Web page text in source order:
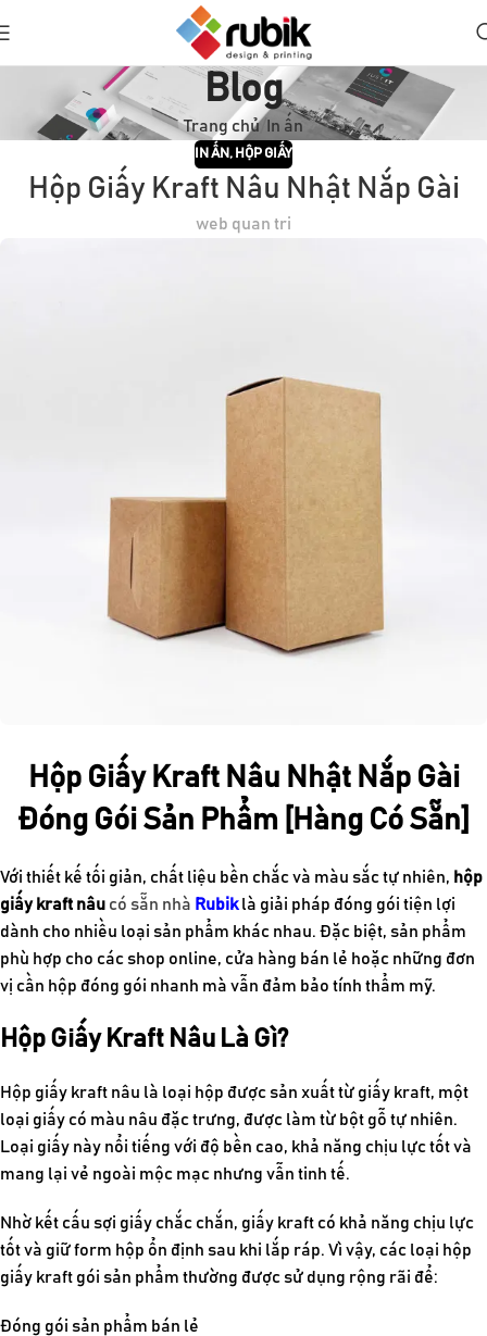
Blog
Trang chủ In ấn
IN ẤN, HỘP GIẤY
Hộp Giấy Kraft Nâu Nhật Nắp Gài
web quan tri
Hộp Giấy Kraft Nâu Nhật Nắp Gài
Đóng Gói Sản Phẩm [Hàng Có Sẵn]
Với thiết kế tối giản, chất liệu bền chắc và màu sắc tự nhiên, hộp
giấy kraft nâu có sẵn nhà Rubiklà giải pháp đóng gói tiện lợi
dành cho nhiều loại sản phẩm khác nhau. Đặc biệt, sản phẩm
phù hợp cho các shop online, cửa hàng bán lẻ hoặc những đơn
vị cần hộp đóng gói nhanh mà vẫn đảm bảo tính thẩm mỹ.
Hộp Giấy Kraft Nâu Là Gì?
Hộp giấy kraft nâu là loại hộp được sản xuất từ giấy kraft, một
loại giấy có màu nâu đặc trưng, được làm từ bột gỗ tự nhiên.
Loại giấy này nổi tiếng với độ bền cao, khả năng chịu lực tốt và
mang lại vẻ ngoài mộc mạc nhưng vẫn tinh tế.
Nhờ kết cấu sợi giấy chắc chắn, giấy kraft có khả năng chịu lực
tốt và giữ form hộp ổn định sau khi lắp ráp. Vì vậy, các loại hộp
giấy kraft gói sản phẩm thường được sử dụng rộng rãi để:
Đóng gói sản phẩm bán lẻ